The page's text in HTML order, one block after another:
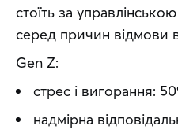
стоїть за
серед причин відмови
Gen Z:
стрес і вигорання:
надмірна